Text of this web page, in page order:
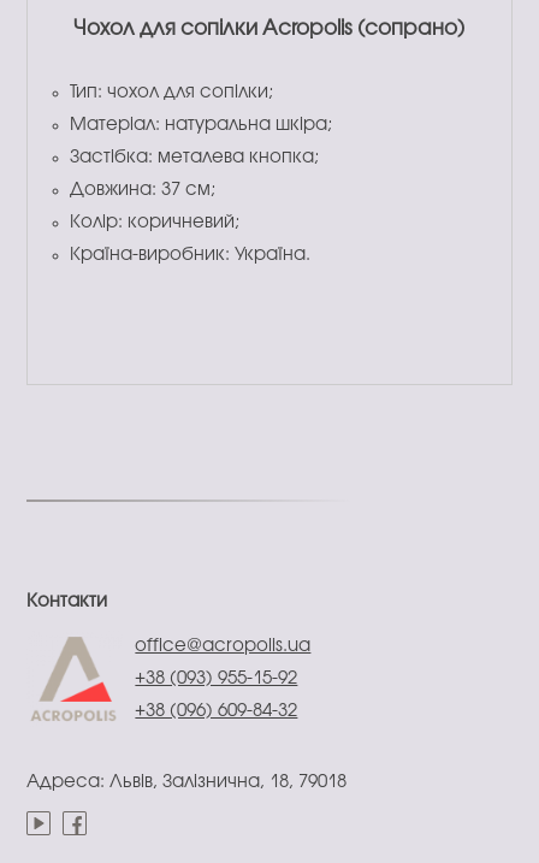
Чохол для сопілки Acropolis (сопрано)
Тип: чохол для сопілки;
Матеріал: натуральна шкіра;
Застібка: металева кнопка;
Довжина: 37 см;
Колір: коричневий;
Країна-виробник: Україна.
Контакти
office@acropolis.ua
+38 (093) 955-15-92
+38 (096) 609-84-32
Адреса: Львів, Залізнична, 18, 79018